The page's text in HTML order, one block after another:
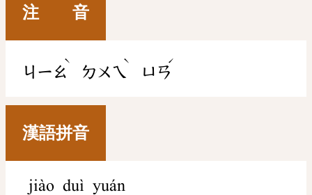
注 音
ㄐㄧㄠ
ˋ
ㄉㄨㄟ
ˋ
ㄩㄢ
ˊ
漢語拼音
jiào duì yuán